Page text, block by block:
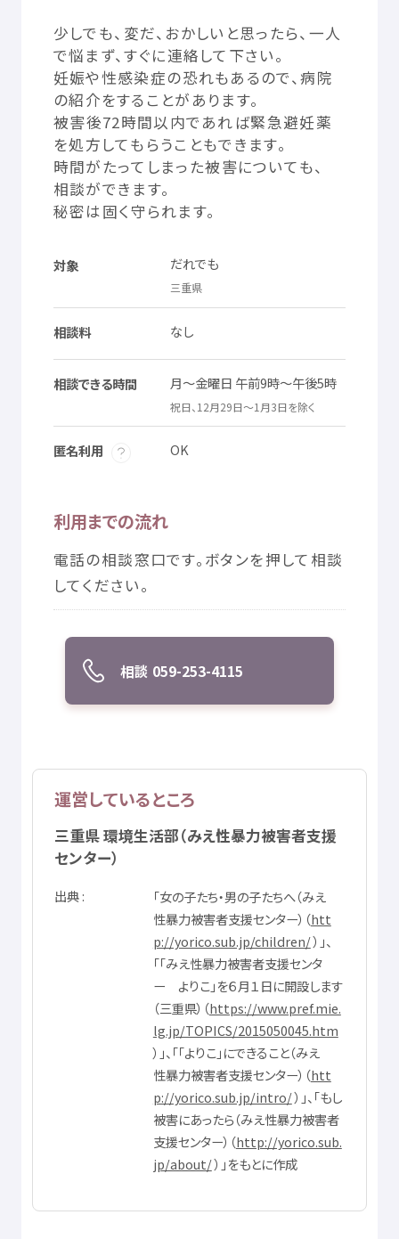
© Mex
少 しでも、 変だ、おかしいと思ったら、 一人
で悩 まず、すぐに連絡 して 下さい。
妊娠や性感染症の恐れもあるので、病院
の紹介をすることがあります。
被害後72時間以内であれば緊急避妊薬
を処方 してもらうこともできます。
時間がたってしまった被害についても、
相談ができます。
秘密は固く守られます。
対象 だれでも
三重県
相談料 なし
相談できる時間 月～金曜日 午前9時～午後5時
祝日、12月29日～1 月3日を除く
匿名利用
住所 電話
番号
通知
等
分
OK
利用までの流れ
電話の相談窓口です。ボタンを押 して 相談
してください。
相談 059-253-4115
運営しているところ
三重県環境生活部（みえ性暴力被害者支援
センター）
出典 「女の子たち・男の子たちへ（みえ
性暴力被害者支援センター）（htt
p://yorico.sub.jp/children/）」、
「「みえ性暴力被害者支援センタ
ー よりこ」を６月１ 日に開設します
（三重県）（https://www.pref.mie.
lg.jp/TOPICS/2015050045.htm
）」、「「よりこ」にできること（みえ
性暴力被害者支援センター）（htt
p://yorico.sub.jp/intro/）」、「もし
被害にあったら（みえ性暴力被害者
支援センター）（http://yorico.sub.
jp/about/）」をもとに作成